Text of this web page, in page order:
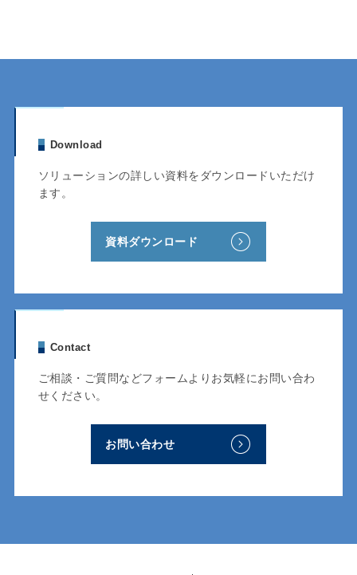
Download
ソリューションの詳しい資料をダウンロードいただけ
ます。
資料ダウンロード
Contact
ご相談・ご質問などフォームよりお気軽にお問い合わ
せください。
お問い合わせ